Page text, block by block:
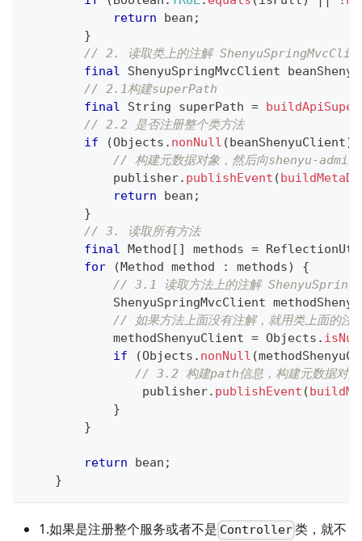
return bean ;
}
// 2. 读取类上的注解
final
ShenyuSpringMvcClient
// 2.1构建superPath
final
String superPath =
// 2.2 是否注册整个类方法
if
(Objects . nonNull ( beanShenyuClient)
// 构建元数据对象，然后向shenyu-admin
            publisher
. publishEvent (
return bean ;
}
// 3. 读取所有方法
final
Method [ ] methods =
for
( Method method : methods)
{
// 3.1 读取方法上的注解
ShenyuSpringMvcClient
// 如果方法上面没有注解，就用类上面的注
            methodShenyuClient
= Objects .
if
(Objects . nonNull (
// 3.2 构建path信息，构建元数据对
                publisher
. publishEvent (
}
}
return bean ;
}
1.如果是注册整个服务或者不是 Controller类，就不